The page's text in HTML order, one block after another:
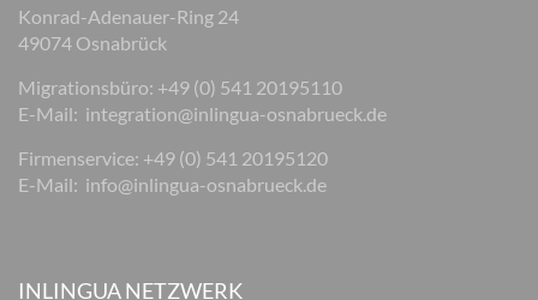
Konrad-Adenauer-Ring 24
49074 Osnabrück
Migrationsbüro: +49 (0) 541 20195110
E-Mail: integration@inlingua-osnabrueck.de
Firmenservice: +49 (0) 541 20195120
E-Mail: info@inlingua-osnabrueck.de
INLINGUA NETZWERK